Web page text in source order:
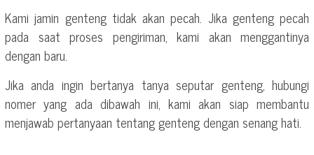
Kami jamin genteng tidak akan pecah. Jika genteng pecah
pada saat proses pengiriman, kami akan menggantinya
dengan baru.
Jika anda ingin bertanya tanya seputar genteng, hubungi
nomer yang ada dibawah ini, kami akan siap membantu
menjawab pertanyaan tentang genteng dengan senang hati.